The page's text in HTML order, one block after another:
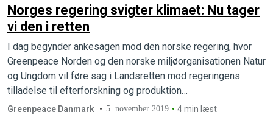
Norges regering svigter klimaet: Nu tager
vi den i retten
I dag begynder ankesagen mod den norske regering, hvor
Greenpeace Norden og den norske miljøorganisationen Natur
og Ungdom vil føre sag i Landsretten mod regeringens
tilladelse til efterforskning og produktion…
Greenpeace Danmark 5. november 2019 4 min læst